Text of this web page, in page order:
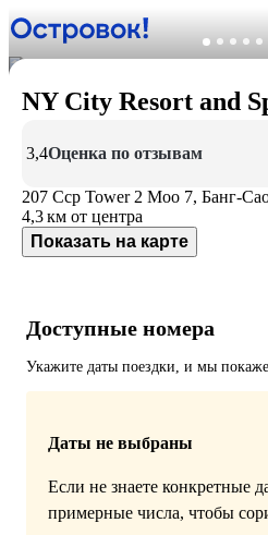
NY City Resort and
3,4Оценка по отзывам
207 Ccp Tower 2 Moo 7, Банг-
4,3 км от центра
Показать на карте
Доступные номера
Укажите даты поездки, и мы
Даты не выбраны
Если не знаете конкретные
примерные числа, чтобы